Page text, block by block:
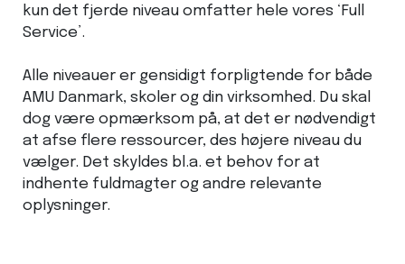
kun det fjerde niveau omfatter hele vores ‘Full
Service’.
Alle niveauer er gensidigt forpligtende for både
AMU Danmark, skoler og din virksomhed. Du skal
dog være opmærksom på, at det er nødvendigt
at afse flere ressourcer, des højere niveau du
vælger. Det skyldes bl.a. et behov for at
indhente fuldmagter og andre relevante
oplysninger.